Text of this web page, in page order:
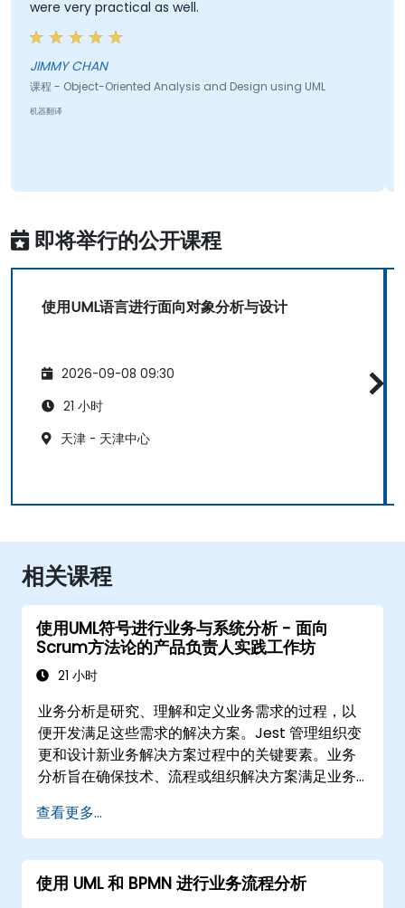
were very practical as well.
JIMMY CHAN
课程 - Object-Oriented Analysis and Design using UML
机器翻译
即将举行的公开课程
使用UML语言进行面向对象分析与设计
2026-09-08 09:30
21 小时
天津 - 天津中心
相关课程
使用UML符号进行业务与系统分析 - 面向
Scrum方法论的产品负责人实践工作坊
21 小时
业务分析是研究、理解和定义业务需求的过程，以
便开发满足这些需求的解决方案。Jest 管理组织变
更和设计新业务解决方案过程中的关键要素。业务
分析旨在确保技术、流程或组织解决方案满足业务
可行并完全满足业务需求，确保项目有效性和组织
变革的关键因素。
查看更多...
使用 UML 和 BPMN 进行业务流程分析